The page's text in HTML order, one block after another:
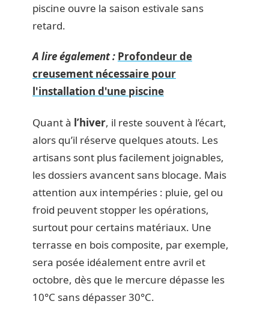
piscine ouvre la saison estivale sans
retard.
A lire également : Profondeur de
creusement nécessaire pour
l'installation d'une piscine
Quant à l’hiver, il reste souvent à l’écart,
alors qu’il réserve quelques atouts. Les
artisans sont plus facilement joignables,
les dossiers avancent sans blocage. Mais
attention aux intempéries : pluie, gel ou
froid peuvent stopper les opérations,
surtout pour certains matériaux. Une
terrasse en bois composite, par exemple,
sera posée idéalement entre avril et
octobre, dès que le mercure dépasse les
10°C sans dépasser 30°C.